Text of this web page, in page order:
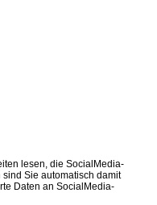
lesen, die SocialMedia-
Sie automatisch damit
Daten an SocialMedia-